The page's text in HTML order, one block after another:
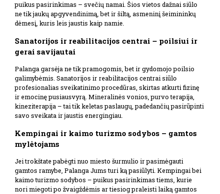
puikus pasirinkimas – svečių namai. Šios vietos dažnai siūlo
ne tik jaukų apgyvendinimą, bet ir šiltą, asmeninį šeimininkų
dėmesį, kuris leis jaustis kaip namie.
Sanatorijos ir reabilitacijos centrai – poilsiui ir
gerai savijautai
Palanga garsėja ne tik pramogomis, bet ir gydomojo poilsio
galimybėmis. Sanatorijos ir reabilitacijos centrai siūlo
profesionalias sveikatinimo procedūras, skirtas atkurti fizinę
ir emocinę pusiausvyrą. Mineralinės vonios, purvo terapija,
kineziterapija – tai tik keletas paslaugų, padedančių pasirūpinti
savo sveikata ir jaustis energingiau.
Kempingai ir kaimo turizmo sodybos – gamtos
mylėtojams
Jei trokštate pabėgti nuo miesto šurmulio ir pasimėgauti
gamtos ramybe, Palanga Jums turi ką pasiūlyti. Kempingai bei
kaimo turizmo sodybos – puikus pasirinkimas tiems, kurie
nori miegoti po žvaigždėmis ar tiesiog praleisti laiką gamtos